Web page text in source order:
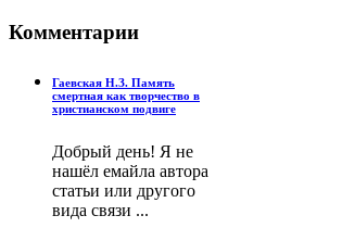
Комментарии
Гаевская Н.З. Память
смертная как творчество в
христианском подвиге
Добрый день! Я не
нашёл емайла автора
статьи или другого
вида связи ...